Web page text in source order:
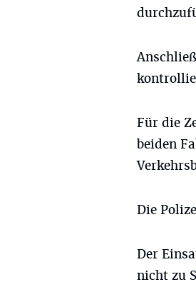
Für die
beiden
Die
Der
nicht zu